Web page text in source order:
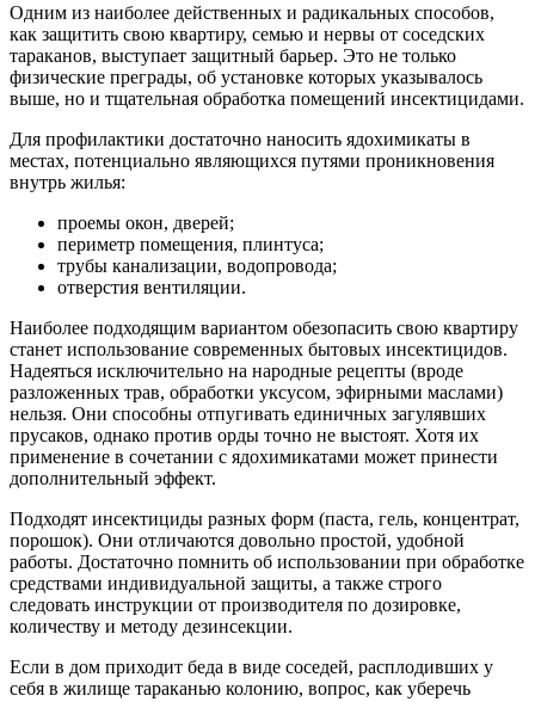
Одним из наиболее действенных и радикальных способов,
как защитить свою квартиру, семью и нервы от соседских
тараканов, выступает защитный барьер. Это не только
физические преграды, об установке которых указывалось
выше, но и тщательная обработка помещений инсектицидами.
Для профилактики достаточно наносить ядохимикаты в
местах, потенциально являющихся путями проникновения
внутрь жилья:
проемы окон, дверей;
периметр помещения, плинтуса;
трубы канализации, водопровода;
отверстия вентиляции.
Наиболее подходящим вариантом обезопасить свою квартиру
станет использование современных бытовых инсектицидов.
Надеяться исключительно на народные рецепты (вроде
разложенных трав, обработки уксусом, эфирными маслами)
нельзя. Они способны отпугивать единичных загулявших
прусаков, однако против орды точно не выстоят. Хотя их
применение в сочетании с ядохимикатами может принести
дополнительный эффект.
Подходят инсектициды разных форм (паста, гель, концентрат,
порошок). Они отличаются довольно простой, удобной
работы. Достаточно помнить об использовании при обработке
средствами индивидуальной защиты, а также строго
следовать инструкции от производителя по дозировке,
количеству и методу дезинсекции.
Если в дом приходит беда в виде соседей, расплодивших у
себя в жилище тараканью колонию, вопрос, как уберечь